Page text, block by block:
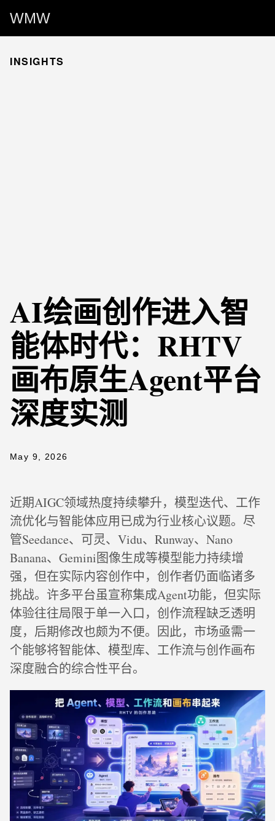
WMW
INSIGHTS
AI绘画创作进入智
能体时代：RHTV
画布原生Agent平台
深度实测
May 9, 2026
近期AIGC领域热度持续攀升，模型迭代、工作
流优化与智能体应用已成为行业核心议题。尽
管Seedance、可灵、Vidu、Runway、Nano
Banana、Gemini图像生成等模型能力持续增
强，但在实际内容创作中，创作者仍面临诸多
挑战。许多平台虽宣称集成Agent功能，但实际
体验往往局限于单一入口，创作流程缺乏透明
度，后期修改也颇为不便。因此，市场亟需一
个能够将智能体、模型库、工作流与创作画布
深度融合的综合性平台。